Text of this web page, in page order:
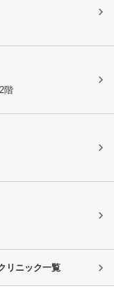
階
リニック一覧